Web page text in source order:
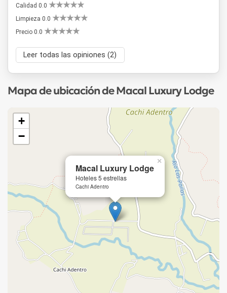
Calidad 0.0
Limpieza 0.0
Precio 0.0
Leer todas las opiniones (2)
Mapa de ubicación de Macal Luxury Lodge
Macal Luxury Lodge
Hoteles 5 estrellas
Cachi Adentro
×
+
−